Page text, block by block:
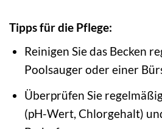
Tipps für die Pflege:
Reinigen Sie das Becken
Poolsauger oder einer
Überprüfen Sie
(pH-Wert, Chlorgehalt)